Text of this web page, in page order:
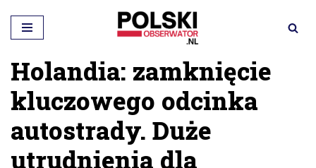
Przejdź
do
treści
Holandia: zamknięcie
kluczowego odcinka
autostrady. Duże
utrudnienia dla